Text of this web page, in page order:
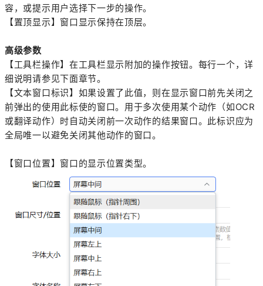
容，或提示用户选择下一步的操作。
【置顶显示】窗口显示保持在顶层。
高级参数
【工具栏操作】在工具栏显示附加的操作按钮。每行一个，详
细说明请参见下面章节。
【文本窗口标识】如果设置了此值，则在显示窗口前先关闭之
前弹出的使用此标使的窗口。用于多次使用某个动作（如OCR
或翻译动作）时自动关闭前一次动作的结果窗口。此标识应为
全局唯一以避免关闭其他动作的窗口。
【窗口位置】窗口的显示位置类型。